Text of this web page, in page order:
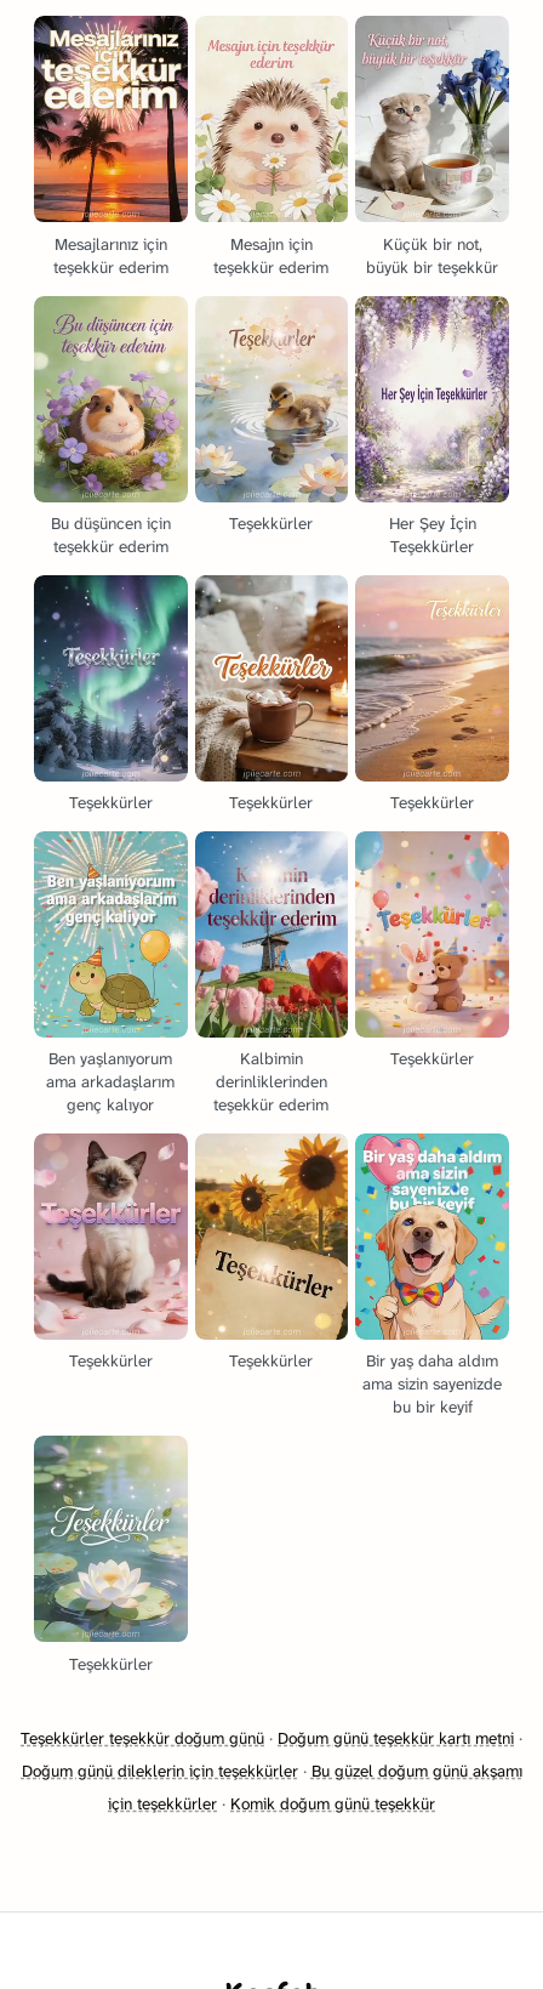
Mesajlarınız için
teşekkür ederim
Mesajın için
teşekkür ederim
Küçük bir not,
büyük bir teşekkür
Bu düşüncen için
teşekkür ederim
Teşekkürler
Her Şey İçin
Teşekkürler
Teşekkürler Teşekkürler Teşekkürler
Ben yaşlanıyorum
ama arkadaşlarım
genç kalıyor
Kalbimin
derinliklerinden
teşekkür ederim
Teşekkürler
Teşekkürler Teşekkürler
Bir yaş daha aldım
ama sizin sayenizde
bu bir keyif
Teşekkürler
Teşekkürler teşekkür doğum günü · Doğum günü teşekkür kartı metni ·
Doğum günü dileklerin için teşekkürler· Bu güzel doğum günü akşamı
için teşekkürler · Komik doğum günü teşekkür